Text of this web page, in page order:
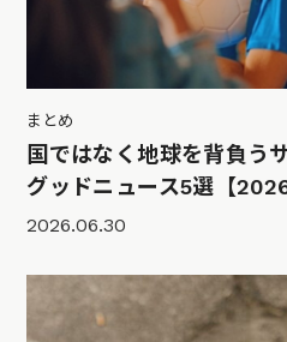
まとめ
国ではなく地球を背負う
グッドニュース5選【
2026.06.30